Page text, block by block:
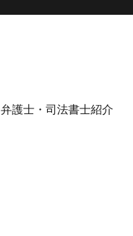
弁護士・司法書士紹介